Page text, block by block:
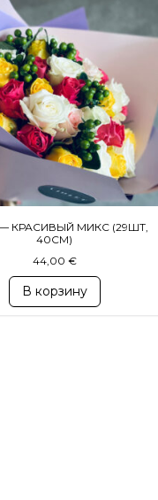
КРАСИВЫЙ МИКС (29ШТ,
40СМ)
44,00 €
В корзину